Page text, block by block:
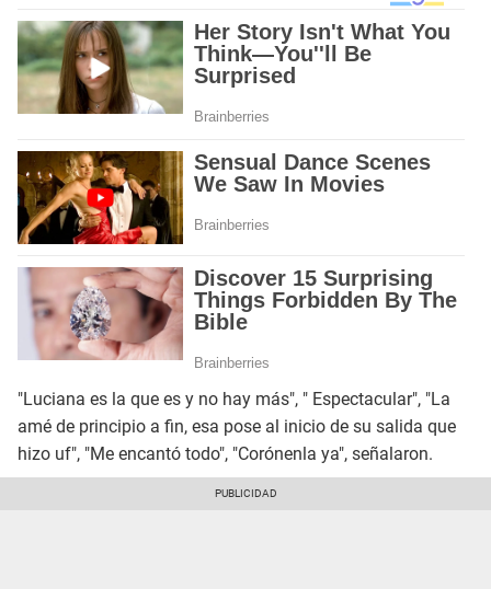
"Luciana es la que es y no hay más", " Espectacular", "La
amé de principio a fin, esa pose al inicio de su salida que
hizo uf", "Me encantó todo", "Corónenla ya", señalaron.